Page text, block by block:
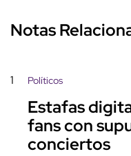
Notas
1 Políticos
Estafas
fans con
conciertos